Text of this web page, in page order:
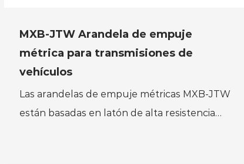
MXB-JTW Arandela de empuje
métrica para transmisiones de
vehículos
Las arandelas de empuje métricas MXB-JTW
están basadas en latón de alta resistencia